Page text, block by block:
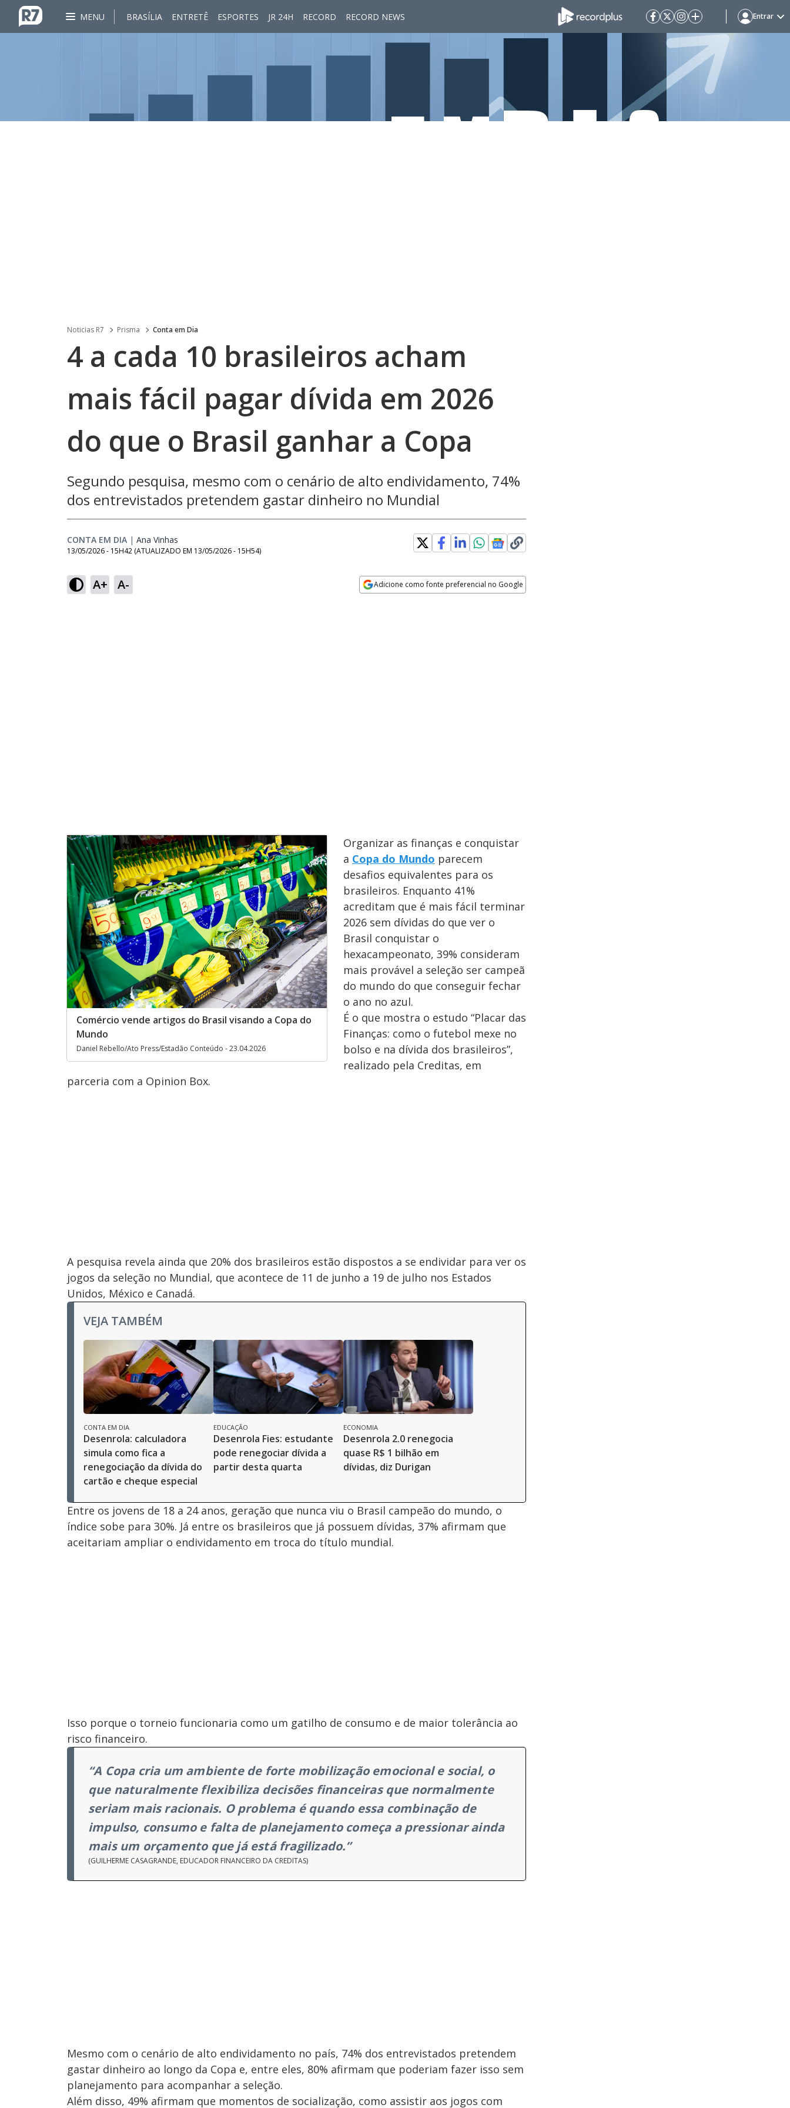
MENU BRASÍLIA ENTRETÊ ESPORTES JR 24H RECORD RECORD NEWS Entrar
Noticias R7 Prisma Conta em Dia
4 a cada 10 brasileiros acham
mais fácil pagar dívida em 2026
do que o Brasil ganhar a Copa
Segundo pesquisa, mesmo com o cenário de alto endividamento, 74%
dos entrevistados pretendem gastar dinheiro no Mundial
CONTA EM DIA | Ana Vinhas
13/05/2026 - 15H42 (ATUALIZADO EM 13/05/2026 - 15H54)
A+ A- Adicione como fonte preferencial no Google
Comércio vende artigos do Brasil visando a Copa do
Mundo
Daniel Rebello/Ato Press/Estadão Conteúdo - 23.04.2026
Organizar as finanças e conquistar
a Copa do Mundo parecem
desafios equivalentes para os
brasileiros. Enquanto 41%
acreditam que é mais fácil terminar
2026 sem dívidas do que ver o
Brasil conquistar o
hexacampeonato, 39% consideram
mais provável a seleção ser campeã
do mundo do que conseguir fechar
o ano no azul.
É o que mostra o estudo “Placar das
Finanças: como o futebol mexe no
bolso e na dívida dos brasileiros”,
realizado pela Creditas, em
parceria com a Opinion Box.
A pesquisa revela ainda que 20% dos brasileiros estão dispostos a se endividar para ver os
jogos da seleção no Mundial, que acontece de 11 de junho a 19 de julho nos Estados
Unidos, México e Canadá.
VEJA TAMBÉM
CONTA EM DIA
Desenrola: calculadora
simula como fica a
renegociação da dívida do
cartão e cheque especial
EDUCAÇÃO
Desenrola Fies: estudante
pode renegociar dívida a
partir desta quarta
ECONOMIA
Desenrola 2.0 renegocia
quase R$ 1 bilhão em
dívidas, diz Durigan
Entre os jovens de 18 a 24 anos, geração que nunca viu o Brasil campeão do mundo, o
índice sobe para 30%. Já entre os brasileiros que já possuem dívidas, 37% afirmam que
aceitariam ampliar o endividamento em troca do título mundial.
Isso porque o torneio funcionaria como um gatilho de consumo e de maior tolerância ao
risco financeiro.
“A Copa cria um ambiente de forte mobilização emocional e social, o
que naturalmente flexibiliza decisões financeiras que normalmente
seriam mais racionais. O problema é quando essa combinação de
impulso, consumo e falta de planejamento começa a pressionar ainda
mais um orçamento que já está fragilizado.”
(GUILHERME CASAGRANDE, EDUCADOR FINANCEIRO DA CREDITAS)
Mesmo com o cenário de alto endividamento no país, 74% dos entrevistados pretendem
gastar dinheiro ao longo da Copa e, entre eles, 80% afirmam que poderiam fazer isso sem
planejamento para acompanhar a seleção.
Além disso, 49% afirmam que momentos de socialização, como assistir aos jogos com